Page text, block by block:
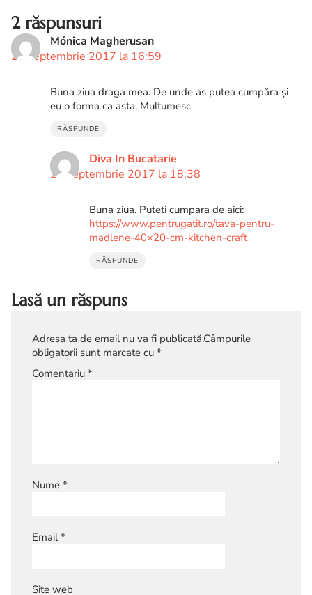
2 răspunsuri
Mónica Magherusan
20 septembrie 2017 la 16:59
Buna ziua draga mea. De unde as putea cumpăra și
eu o forma ca asta. Multumesc
RĂSPUNDE
Diva In Bucatarie
20 septembrie 2017 la 18:38
Buna ziua. Puteti cumpara de aici:
https://www.pentrugatit.ro/tava-pentru-
madlene-40×20-cm-kitchen-craft
RĂSPUNDE
Lasă un răspuns
Adresa ta de email nu va fi publicată.Câmpurile
obligatorii sunt marcate cu *
Comentariu *
Nume *
Email*
Site web